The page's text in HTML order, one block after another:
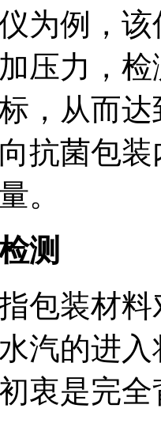
为例，
压力，
，从而
抗菌包
。
测
装材料
汽的进
衷是完